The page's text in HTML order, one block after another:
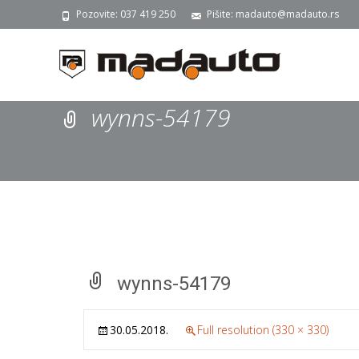
Pozovite: 037 419 250 Pišite: madauto@madauto.rs
wynns-54179
wynns-54179
30.05.2018. Full resolution (330 × 330)